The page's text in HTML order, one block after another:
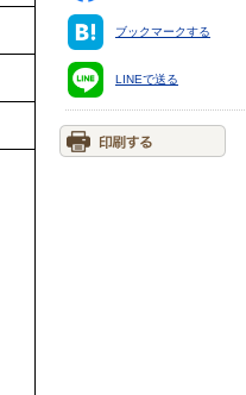
ブックマークする
LINEで送る